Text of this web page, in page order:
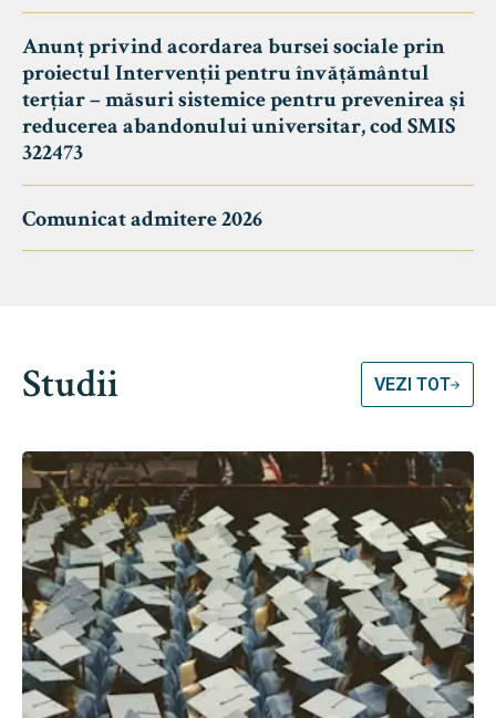
Anunț privind acordarea bursei sociale prin
proiectul Intervenții pentru învățământul
terțiar – măsuri sistemice pentru prevenirea și
reducerea abandonului universitar, cod SMIS
322473
Comunicat admitere 2026
Studii VEZI TOT